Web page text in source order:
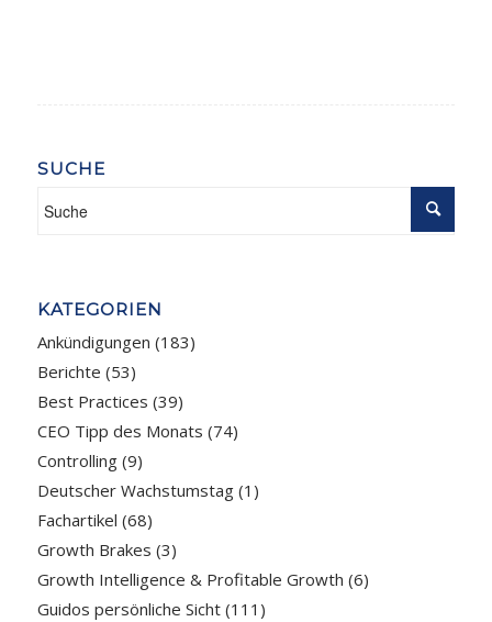
SUCHE
KATEGORIEN
Ankündigungen (183)
Berichte (53)
Best Practices (39)
CEO Tipp des Monats (74)
Controlling(9)
Deutscher Wachstumstag(1)
Fachartikel (68)
Growth Brakes (3)
Growth Intelligence & Profitable Growth (6)
Guidos persönliche Sicht(111)